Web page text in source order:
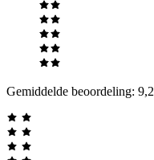
Gemiddelde beoordeling: 9,2